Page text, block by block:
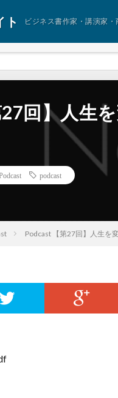
ト ビジネス書作家・講演家
回】人生
podcast
Podcast 【第27回】人生を